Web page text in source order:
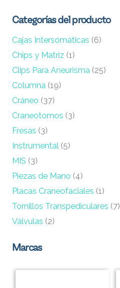
Categorías del producto
Cajas Intersomáticas (6)
Chips y Matriz (1)
Clips Para Aneurisma (25)
Columna (19)
Cráneo (37)
Craneotomos (3)
Fresas (3)
Instrumental (5)
MIS (3)
Piezas de Mano (4)
Placas Craneofaciales (1)
Tornillos Transpediculares (7)
Válvulas (2)
Marcas